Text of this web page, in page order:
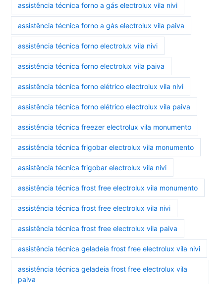
assistência técnica forno a gás electrolux vila nivi
assistência técnica forno a gás electrolux vila paiva
assistência técnica forno electrolux vila nivi
assistência técnica forno electrolux vila paiva
assistência técnica forno elétrico electrolux vila nivi
assistência técnica forno elétrico electrolux vila paiva
assistência técnica freezer electrolux vila monumento
assistência técnica frigobar electrolux vila monumento
assistência técnica frigobar electrolux vila nivi
assistência técnica frost free electrolux vila monumento
assistência técnica frost free electrolux vila nivi
assistência técnica frost free electrolux vila paiva
assistência técnica geladeia frost free electrolux vila nivi
assistência técnica geladeia frost free electrolux vila
paiva